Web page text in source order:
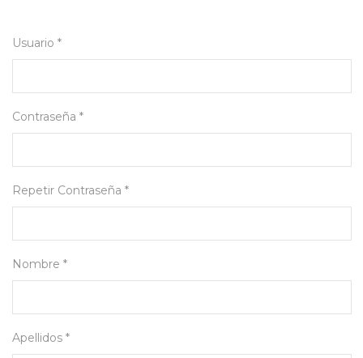
Usuario *
Contraseña *
Repetir Contraseña *
Nombre *
Apellidos *